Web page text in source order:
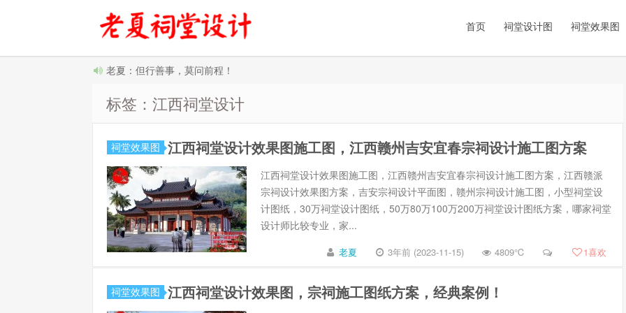
首页 祠堂设计图 祠堂效果图
老夏：但行善事，莫问前程！
标签：江西祠堂设计
祠堂效果图 江西祠堂设计效果图施工图，江西赣州吉安宜春宗祠设计施工图方案
江西祠堂设计效果图施工图，江西赣州吉安宜春宗祠设计施工图方案，江西赣派
宗祠设计效果图方案，吉安宗祠设计平面图，赣州宗祠设计施工图，小型祠堂设
计图纸，30万祠堂设计图纸，50万80万100万200万祠堂设计图纸方案，哪家祠堂
设计师比较专业，家...
老夏 3年前 (2023-11-15) 4809℃ 1喜欢
祠堂效果图 江西祠堂设计效果图，宗祠施工图纸方案，经典案例！